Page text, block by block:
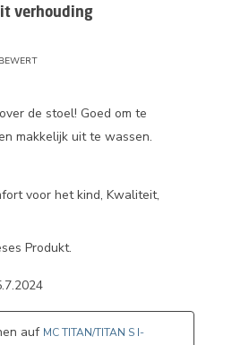
verhouding
de stoel! Goed om te
makkelijk uit te wassen.
voor het kind, Kwaliteit,
Produkt.
auf MC TITAN/TITAN S I-